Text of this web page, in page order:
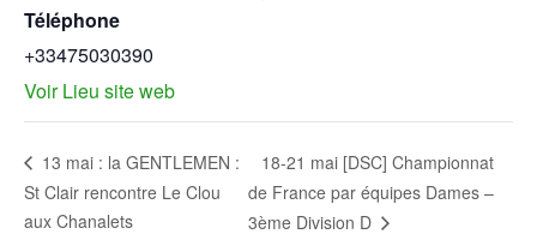
Téléphone
+33475030390
Voir Lieu site web
13 mai : la GENTLEMEN :
St Clair rencontre Le Clou
aux Chanalets
18-21 mai [DSC] Championnat
de France par équipes Dames –
3ème Division D